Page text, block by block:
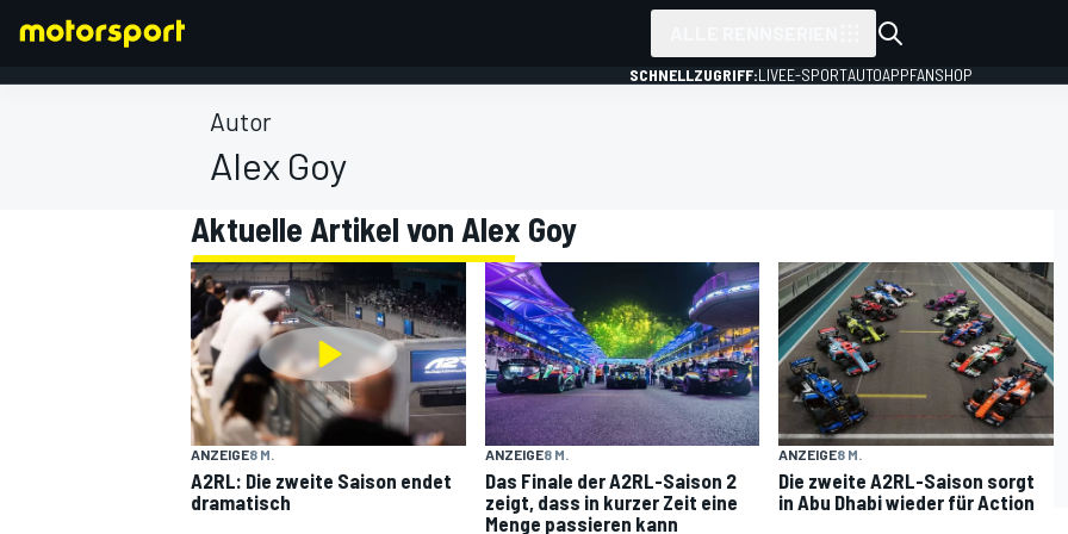
FORMEL 1
SCHNELLZUGRIFF:LIVEE-SPORTAUTOAPPFANSHOP
Autor
Alex Goy
Aktuelle Artikel von Alex Goy
ANZEIGE8 M.
A2RL: Die zweite Saison endet
dramatisch
ANZEIGE8 M.
Das Finale der A2RL-Saison 2
zeigt, dass in kurzer Zeit eine
Menge passieren kann
ANZEIGE8 M.
Die zweite A2RL-Saison sorgt
in Abu Dhabi wieder für Action